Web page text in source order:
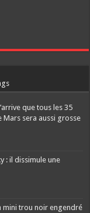
que tous les 35
Mars sera aussi grosse
: il dissimule une
mini trou noir engendré